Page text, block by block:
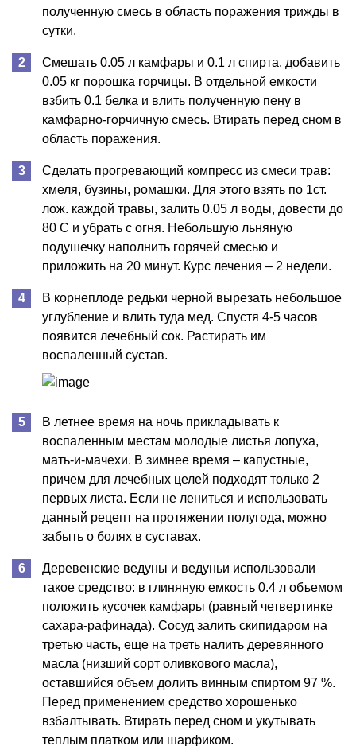
полученную смесь в область поражения трижды в
сутки.
Смешать 0.05 л камфары и 0.1 л спирта, добавить
0.05 кг порошка горчицы. В отдельной емкости
взбить 0.1 белка и влить полученную пену в
камфарно-горчичную смесь. Втирать перед сном в
область поражения.
Сделать прогревающий компресс из смеси трав:
хмеля, бузины, ромашки. Для этого взять по 1ст.
лож. каждой травы, залить 0.05 л воды, довести до
80 С и убрать с огня. Небольшую льняную
подушечку наполнить горячей смесью и
приложить на 20 минут. Курс лечения – 2 недели.
В корнеплоде редьки черной вырезать небольшое
углубление и влить туда мед. Спустя 4-5 часов
появится лечебный сок. Растирать им
воспаленный сустав.
В летнее время на ночь прикладывать к
воспаленным местам молодые листья лопуха,
мать-и-мачехи. В зимнее время – капустные,
причем для лечебных целей подходят только 2
первых листа. Если не лениться и использовать
данный рецепт на протяжении полугода, можно
забыть о болях в суставах.
Деревенские ведуны и ведуньи использовали
такое средство: в глиняную емкость 0.4 л объемом
положить кусочек камфары (равный четвертинке
сахара-рафинада). Сосуд залить скипидаром на
третью часть, еще на треть налить деревянного
масла (низший сорт оливкового масла),
оставшийся объем долить винным спиртом 97 %.
Перед применением средство хорошенько
взбалтывать. Втирать перед сном и укутывать
теплым платком или шарфиком.